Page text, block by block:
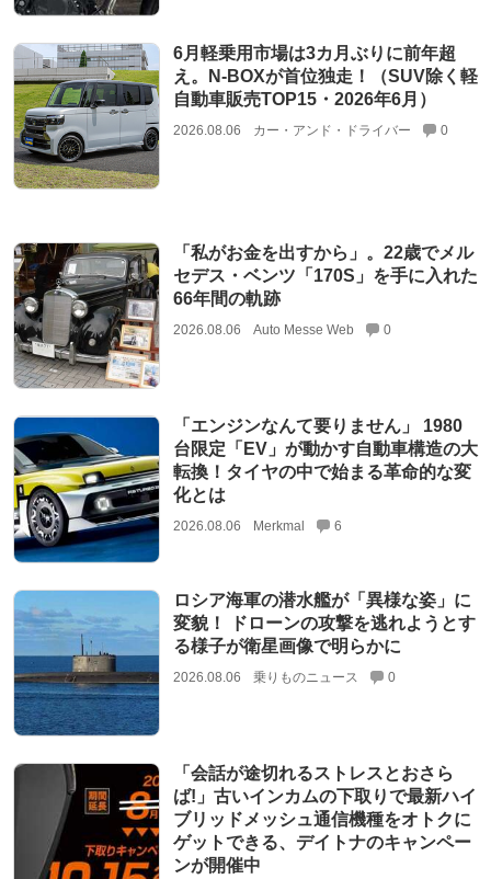
6月軽乗用市場は3カ月ぶりに前年超
え。N-BOXが首位独走！（SUV除く軽
自動車販売TOP15・2026年6月）
2026.08.06 カー・アンド・ドライバー 0
「私がお金を出すから」。22歳でメル
セデス・ベンツ「170S」を手に入れた
66年間の軌跡
2026.08.06 Auto Messe Web 0
「エンジンなんて要りません」 1980
台限定「EV」が動かす自動車構造の大
転換！タイヤの中で始まる革命的な変
化とは
2026.08.06 Merkmal 6
ロシア海軍の潜水艦が「異様な姿」に
変貌！ ドローンの攻撃を逃れようとす
る様子が衛星画像で明らかに
2026.08.06 乗りものニュース 0
「会話が途切れるストレスとおさら
ば!」古いインカムの下取りで最新ハイ
ブリッドメッシュ通信機種をオトクに
ゲットできる、デイトナのキャンペー
ンが開催中